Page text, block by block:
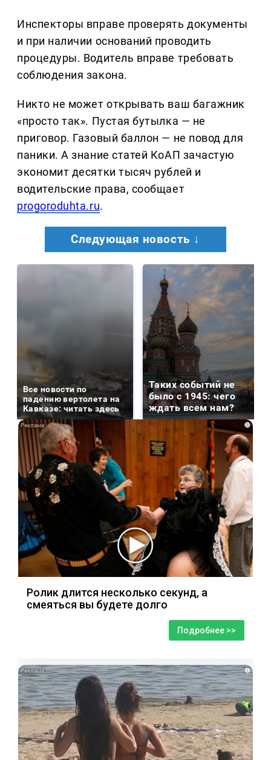
Инспекторы вправе проверять документы
и при наличии оснований проводить
процедуры. Водитель вправе требовать
соблюдения закона.
Никто не может открывать ваш багажник
«просто так». Пустая бутылка — не
приговор. Газовый баллон — не повод для
паники. А знание статей КоАП зачастую
экономит десятки тысяч рублей и
водительские права, сообщает
progoroduhta.ru.
Следующая новость ↓
Все новости по
падению вертолета на
Кавказе: читать здесь
Таких событий не
было с 1945: чего
ждать всем нам?
i
Ролик длится несколько секунд, а
смеяться вы будете долго
Подробнее >>
i